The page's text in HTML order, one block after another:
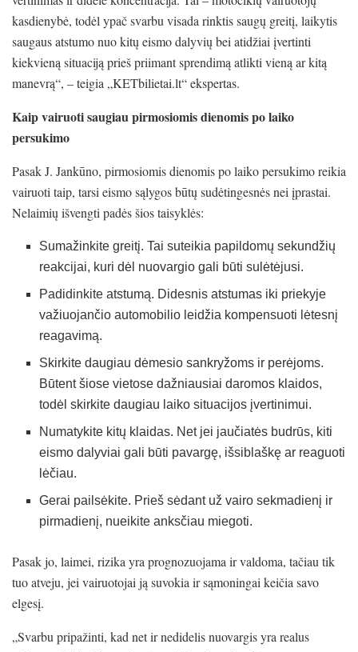
kasdienybė, todėl ypač svarbu visada rinktis saugų greitį, laikytis
saugaus atstumo nuo kitų eismo dalyvių bei atidžiai įvertinti
kiekvieną situaciją prieš priimant sprendimą atlikti vieną ar kitą
manevrą“, – teigia „KETbilietai.lt“ ekspertas.
Kaip vairuoti saugiau pirmosiomis dienomis po laiko
persukimo
Pasak J. Jankūno, pirmosiomis dienomis po laiko persukimo reikia
vairuoti taip, tarsi eismo sąlygos būtų sudėtingesnės nei įprastai.
Nelaimių išvengti padės šios taisyklės:
Sumažinkite greitį. Tai suteikia papildomų sekundžių
reakcijai, kuri dėl nuovargio gali būti sulėtėjusi.
Padidinkite atstumą. Didesnis atstumas iki priekyje
važiuojančio automobilio leidžia kompensuoti lėtesnį
reagavimą.
Skirkite daugiau dėmesio sankryžoms ir perėjoms.
Būtent šiose vietose dažniausiai daromos klaidos,
todėl skirkite daugiau laiko situacijos įvertinimui.
Numatykite kitų klaidas. Net jei jaučiatės budrūs, kiti
eismo dalyviai gali būti pavargę, išsiblaškę ar reaguoti
lėčiau.
Gerai pailsėkite. Prieš sėdant už vairo sekmadienį ir
pirmadienį, nueikite anksčiau miegoti.
Pasak jo, laimei, rizika yra prognozuojama ir valdoma, tačiau tik
tuo atveju, jei vairuotojai ją suvokia ir sąmoningai keičia savo
elgesį.
„Svarbu pripažinti, kad net ir nedidelis nuovargis yra realus